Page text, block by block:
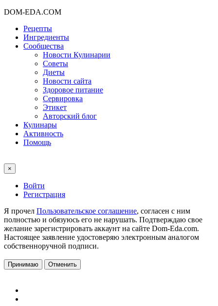
DOM-EDA.COM
Рецепты
Ингредиенты
Сообщества
Новости Кулинарии
Советы
Диеты
Новости сайта
Здоровое питание
Сервировка
Этикет
Авторский блог
Кулинары
Активность
Помощь
×
Войти
Регистрация
Я прочел Пользовательское соглашение, согласен с ним
полностью и обязуюсь его не нарушать. Подтверждаю свое
желание зарегистрировать аккаунт на сайте Dom-Eda.com.
Настоящее заявление удостоверяю электронным аналогом
собственноручной подписи.
Принимаю Отменить